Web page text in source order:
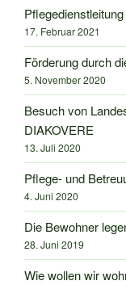
17. Februar 2021
Förderung durch
5. November 2020
Besuch von
DIAKOVERE
13. Juli 2020
Pflege- und
4. Juni 2020
Die Bewohner
28. Juni 2019
Wie wollen wir